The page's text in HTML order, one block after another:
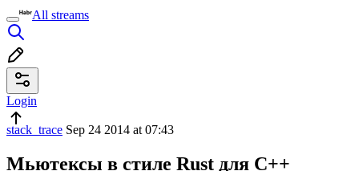
All streams
Login
stack_trace Sep 24 2014 at 07:43
Мьютексы в стиле Rust для C++